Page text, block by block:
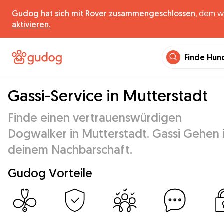
Gudog hat sich mit Rover zusammengeschlossen, dem
aktivieren.
Finde
Gassi-Service in Mutterstadt
Finde einen vertrauenswürdigen
Dogwalker in Mutterstadt. Gassi Gehen
deinem Nachbarschaft.
Gudog Vorteile